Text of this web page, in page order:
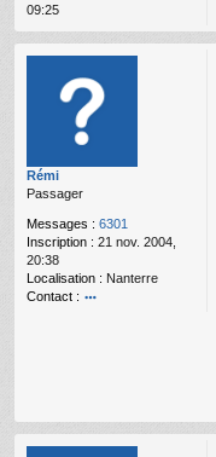
09:25
Rémi
Passager
Messages : 6301
Inscription : 21 nov. 2004,
20:38
Localisation : Nanterre
Contact :
é
m